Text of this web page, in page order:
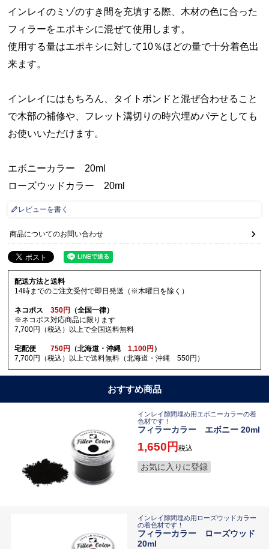
インレイのミゾのすき間を充填する際、木材の色に合った
フィラーをエポキシに混ぜて使用します。
使用する量はエポキシに対して10％ほどの量で十分着色出
来ます。
インレイにはもちろん、タイトボンドと混ぜ合わせること
で木部の補修や、フレット溝切りの時穴埋めパテとしても
お使いいただけます。
エボニーカラー 20ml
ローズウッドカラー 20ml
レビューを書く
商品についてのお問い合わせ
配送方法と送料
14時までのご注文受付で即日発送（※木曜日を除く）
ネコポス350円
（全国一律）
※ネコポス対応商品に限ります
7,700円（税込）以上で全国送料無料
宅配便750円 （北海道・沖縄1,100円 ）
7,700円（税込）以上で送料無料（北海道・沖縄 550円）
おすすめ商品
インレイ隙間埋め用エボニーカラーの着
色材です！
フィラーカラー エボニー 20ml
1,650 税込
お気に入りに登録
インレイ隙間埋め用ローズウッドカラー
の着色材です！
フィラーカラー ローズウッド
20ml